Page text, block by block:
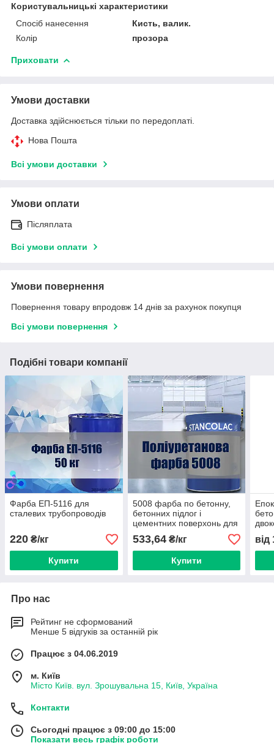
Користувальницькі характеристики
Спосіб нанесення
Кисть, валик.
Колір
прозора
Приховати
Умови доставки
Доставка здійснюється тільки по передоплаті.
Нова Пошта
Всі умови доставки
Умови оплати
Післяплата
Всі умови оплати
Умови повернення
Повернення товару впродовж 14 днів за рахунок покупця
Всі умови повернення
Подібні товари компанії
Фарба ЕП-5116 для
сталевих трубопроводів
220 ₴/кг
Купити
5008 фарба по бетонну,
бетонних підлог і
цементних поверхонь для
зовнішніх робіт
533,64₴/кг
Купити
від
Про нас
Рейтинг не сформований
Менше 5 відгуків за останній рік
Працює з 04.06.2019
м. Київ
Місто Київ. вул. Зрошувальна 15, Київ, Україна
Контакти
Сьогодні працює з 09:00 до 15:00
Показати весь графік роботи